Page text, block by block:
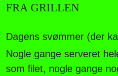
FRA GRILLEN
Dagens svømmer (der
Nogle gange serveret
som filet, nogle gange